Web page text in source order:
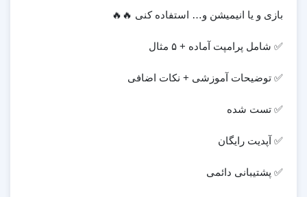
بازی و یا انیمیشن و… استفاده کنی 🔥🔥
✅ شامل پرامپت آماده + ۵ مثال
✅ توضیحات آموزشی + نکات اضافی
✅ تست شده
✅ آپدیت رایگان
✅ پشتیبانی دائمی